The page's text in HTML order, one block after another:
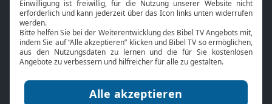
Bibel TV
Über uns
Jobs
Mediadaten
Service
Kontakt
TV-Empfang